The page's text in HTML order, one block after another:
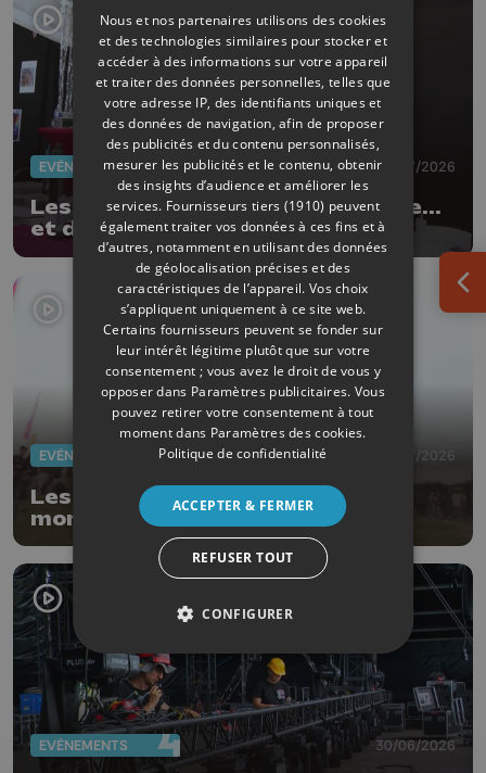
EVÈNEMENTS 03/07/2026
Les Ardentes : 20 ans de musique...
et de style !
EVÈNEMENTS 02/07/2026
Les Ardentes 2026 : l'ambiance
monte dès l'ouverture !
EVÈNEMENTS 30/06/2026
Nous et nos partenaires utilisons des cookies
et des technologies similaires pour stocker et
accéder à des informations sur votre appareil
et traiter des données personnelles, telles que
votre adresse IP, des identifiants uniques et
des données de navigation, afin de proposer
des publicités et du contenu personnalisés,
mesurer les publicités et le contenu, obtenir
des insights d’audience et améliorer les
services. Fournisseurs tiers (1910) peuvent
également traiter vos données à ces fins et à
d’autres, notamment en utilisant des données
de géolocalisation précises et des
caractéristiques de l’appareil. Vos choix
s’appliquent uniquement à ce site web.
Certains fournisseurs peuvent se fonder sur
leur intérêt légitime plutôt que sur votre
consentement ; vous avez le droit de vous y
opposer dans Paramètres publicitaires. Vous
pouvez retirer votre consentement à tout
moment dans Paramètres des cookies.
Politique de confidentialité
ACCEPTER & FERMER
REFUSER TOUT
CONFIGURER